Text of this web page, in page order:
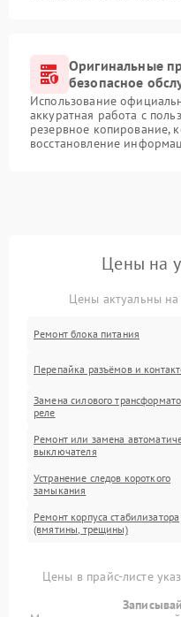
Оригинальные
безопасное
Использование
аккуратная работа с
резервное копирование,
восстановление
Цены на
Цены актуальны
Ремонт блока питания
Перепайка разъёмов и
Замена силового
реле
Ремонт или замена
выключателя
Устранение следов короткого
замыкания
Ремонт корпуса стабилизатора
(вмятины, трещины)
Цены в прайс-листе